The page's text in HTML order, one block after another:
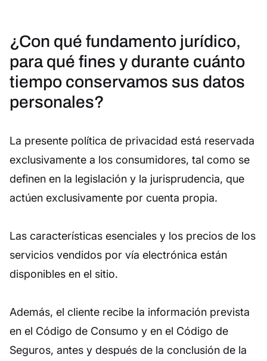
¿Con qué fundamento jurídico,
para qué fines y durante cuánto
tiempo conservamos sus datos
personales?
La presente política de privacidad está reservada
exclusivamente a los consumidores, tal como se
definen en la legislación y la jurisprudencia, que
actúen exclusivamente por cuenta propia.
Las características esenciales y los precios de los
servicios vendidos por vía electrónica están
disponibles en el sitio.
Además, el cliente recibe la información prevista
en el Código de Consumo y en el Código de
Seguros, antes y después de la conclusión de la